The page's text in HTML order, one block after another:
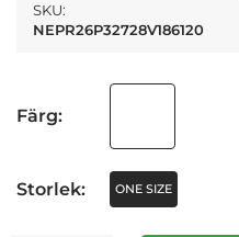
SKU:
NEPR26P32728V186120
Färg:
Storlek: ONE SIZE